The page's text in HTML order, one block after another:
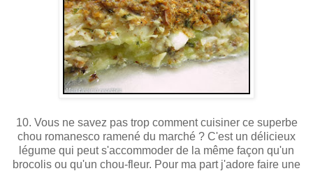
10. Vous ne savez pas trop comment cuisiner ce superbe
chou romanesco ramené du marché ? C'est un délicieux
légume qui peut s'accommoder de la même façon qu'un
brocolis ou qu'un chou-fleur. Pour ma part j'adore faire une